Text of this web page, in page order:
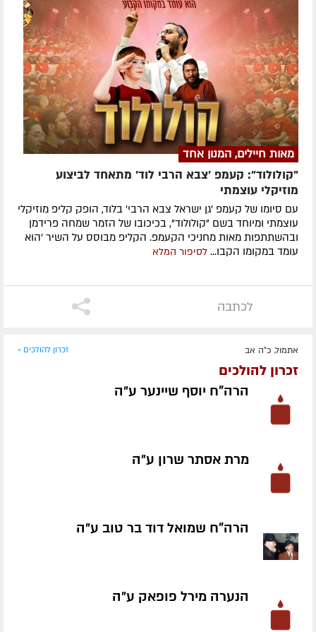
מאות חיילים, המנון אחד
"קולולוד": קעמפ 'צבא הרבי לוד' מתאחד לביצוע
מוזיקלי עוצמתי
עם סיומו של קעמפ 'גן ישראל צבא הרבי' בלוד, הופק קליפ מוזיקלי
עוצמתי ומיוחד בשם "קולולוד", בכיכובו של הזמר שמחה פרידמן
ובהשתתפות מאות מחניכי הקעמפ. הקליפ מבוסס על השיר 'הוא
עומד במקומו הקבו... לסיפור המלא
לכתבה
אתמול, כ"ה אב זכרון להולכים »
זכרון להולכים
הרה"ח יוסף שיינער ע״ה
מרת אסתר שרון ע״ה
הרה"ח שמואל דוד בר טוב ע״ה
הנערה מירל פופאק ע״ה